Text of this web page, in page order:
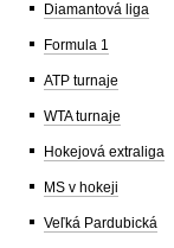
Diamantová liga
Formula 1
ATP turnaje
WTA turnaje
Hokejová extraliga
MS v hokeji
Veľká Pardubická